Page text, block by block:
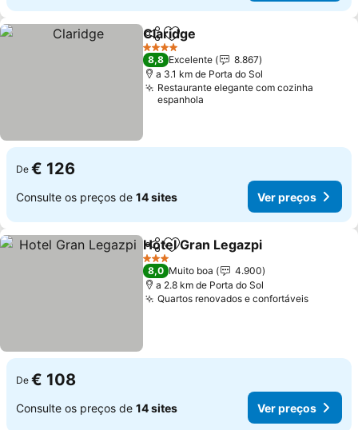
PartilharAdicionar aos favoritos
Claridge
4 Estrelas
8,8 Excelente
8.867
a 3.1 km de Porta do Sol
Restaurante elegante com cozinha
espanhola
De € 126
Consulte os preços de 14 sites Ver preços
PartilharAdicionar aos favoritos
Hotel Gran Legazpi
3 Estrelas
8,0 Muito boa
4.900
a 2.8 km de Porta do Sol
Quartos renovados e confortáveisVer
De € 108
Consulte os preços de 14 sites Ver preços